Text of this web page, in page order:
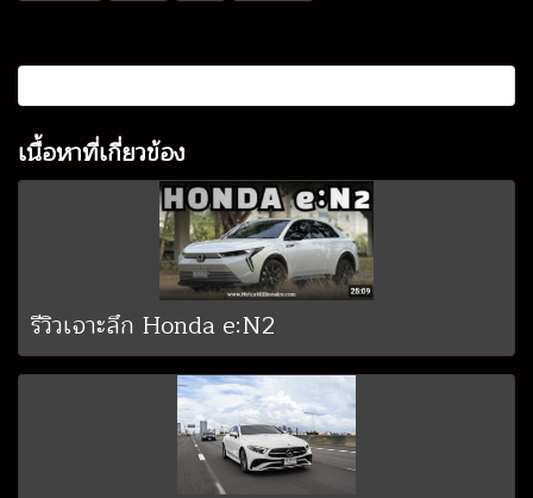
เนื้อหาที่เกี่ยวข้อง
รีวิวเจาะลึก Honda e:N2